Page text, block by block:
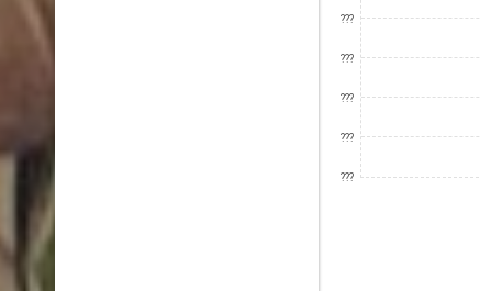
???
???
???
???
???